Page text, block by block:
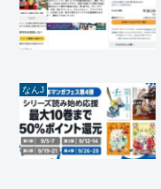
なんJ